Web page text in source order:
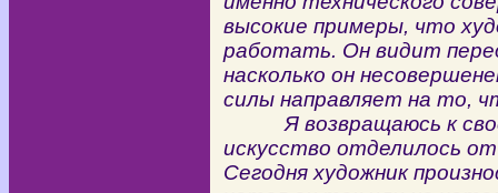
высокие примеры, что
работать. Он видит
насколько он
силы направляет на то,
Я возвращаюсь к
искусство отделилось
Сегодня художник